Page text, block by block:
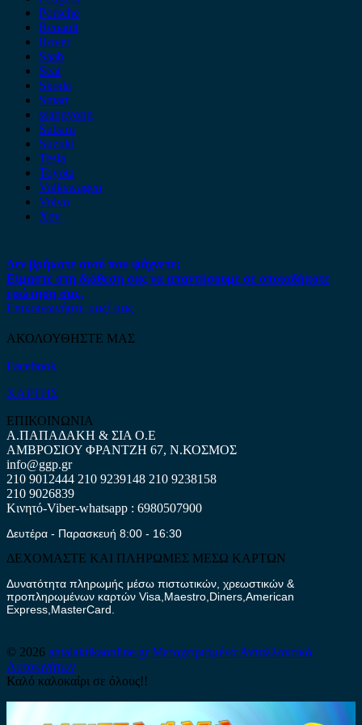
Porsche
Renault
Rover
Saab
Seat
Skoda
Smart
ssangyong
Subaru
Suzuki
Tesla
Toyota
Volkswagen
Volvo
Xev
Δεν βρήκατε αυτό που ψάχνετε;
Είμαστε στη διάθεση σας να απαντήσουμε σε οποιαδήποτε
ερώτηση σας.
Επικοινωνήστε μαζί μας
ΑΚΟΛΟΥΘΗΣΤΕ ΜΑΣ
Facebook
ΧΑΡΤΗΣ
ΕΠΙΚΟΙΝΩΝΙΑ
Α.ΠΑΠΑΔΑΚΗ & ΣΙΑ Ο.Ε
ΑΜΒΡΟΣΙΟΥ ΦΡΑΝΤΖΗ 67, Ν.ΚΟΣΜΟΣ
info@ggp.gr
210 9012444 210 9239148 210 9238158
210 9026839
Κινητό-Viber-whatsapp : 6980507900
Δευτέρα - Παρασκευή 8:00 - 16:30
ΔΕΧΟΜΑΣΤΕ ΚΑΙ ΠΛΗΡΩΜΕΣ ΜΕΣΩ ΚΑΡΤΩΝ
Δυνατότητα πληρωμής μέσω πιστωτικών, χρεωστικών &
προπληρωμένων καρτών Visa,Maestro,Diners,American
Express,MasterCard.
© 2026 antalaktikaonline.grΜεταχειρισμένα Ανταλλακτικά
Αυτοκινήτων
Καλό καλοκαίρι σε όλους!!